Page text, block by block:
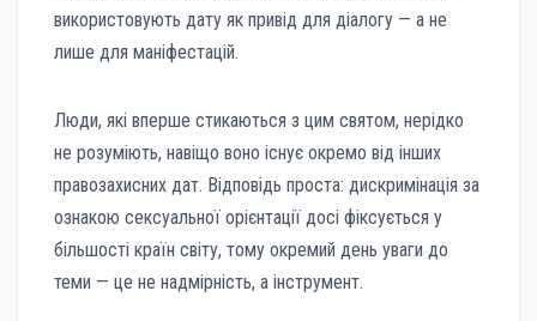
використовують дату як привід для діалогу — а не
лише для маніфестацій.
Люди, які вперше стикаються з цим святом, нерідко
не розуміють, навіщо воно існує окремо від інших
правозахисних дат. Відповідь проста: дискримінація за
ознакою сексуальної орієнтації досі фіксується у
більшості країн світу, тому окремий день уваги до
теми — це не надмірність, а інструмент.